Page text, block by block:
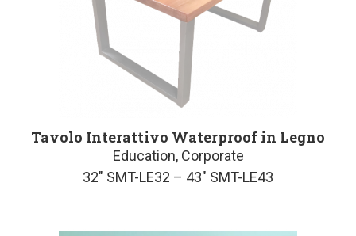
Tavolo Interattivo Waterproof in Legno
Education, Corporate
32″ SMT-LE32 – 43″ SMT-LE43